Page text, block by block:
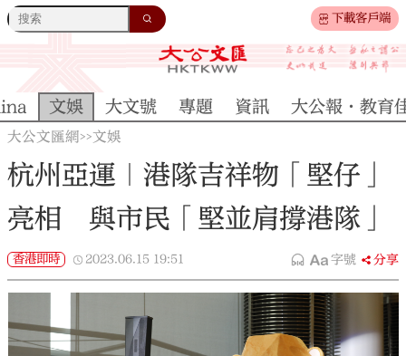
下載客戶端
文娛 大文號 專題 資訊 大公報·教育
大公文匯網>>文娛
杭州亞運｜港隊吉祥物「堅仔」
亮相 與市民「堅並肩撐港隊」
香港即時 2023.06.15 19:51 字號 分享